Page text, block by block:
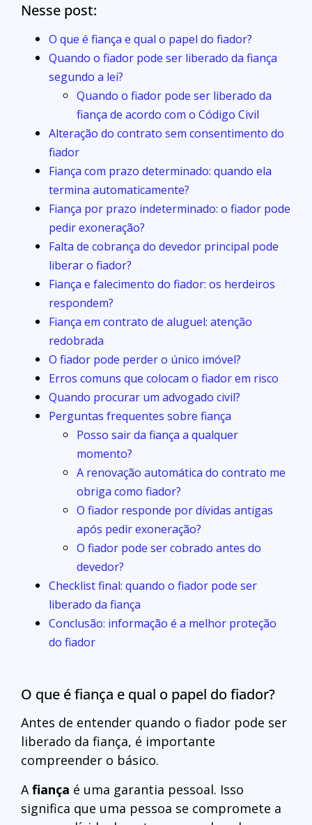
Nesse post:
O que é fiança e qual o papel do fiador?
Quando o fiador pode ser liberado da fiança
segundo a lei?
Quando o fiador pode ser liberado da
fiança de acordo com o Código Civil
Alteração do contrato sem consentimento do
fiador
Fiança com prazo determinado: quando ela
termina automaticamente?
Fiança por prazo indeterminado: o fiador pode
pedir exoneração?
Falta de cobrança do devedor principal pode
liberar o fiador?
Fiança e falecimento do fiador: os herdeiros
respondem?
Fiança em contrato de aluguel: atenção
redobrada
O fiador pode perder o único imóvel?
Erros comuns que colocam o fiador em risco
Quando procurar um advogado civil?
Perguntas frequentes sobre fiança
Posso sair da fiança a qualquer
momento?
A renovação automática do contrato me
obriga como fiador?
O fiador responde por dívidas antigas
após pedir exoneração?
O fiador pode ser cobrado antes do
devedor?
Checklist final: quando o fiador pode ser
liberado da fiança
Conclusão: informação é a melhor proteção
do fiador
O que é fiança e qual o papel do fiador?
Antes de entender quando o fiador pode ser
liberado da fiança, é importante
compreender o básico.
Afiança é uma garantia pessoal. Isso
significa que uma pessoa se compromete a